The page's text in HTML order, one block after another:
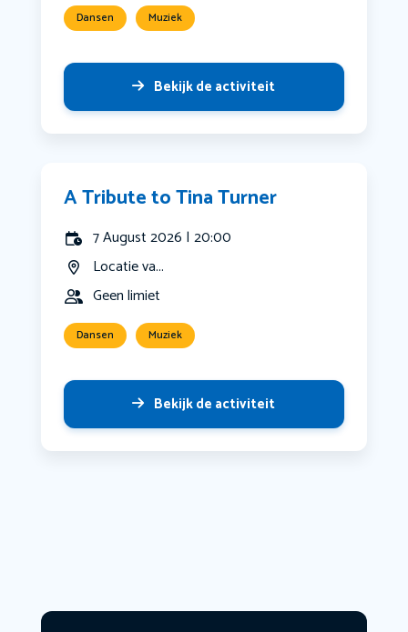
Dansen Muziek
Bekijk de activiteit
A Tribute to Tina Turner
7 August 2026 | 20:00
Locatie va...
Geen limiet
Dansen Muziek
Bekijk de activiteit